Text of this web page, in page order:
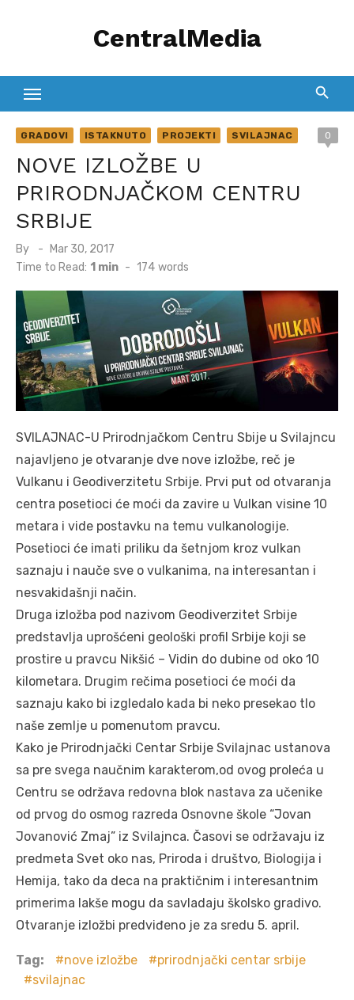
CentralMedia
GRADOVI ISTAKNUTO PROJEKTI SVILAJNAC 0
NOVE IZLOŽBE U
PRIRODNJAČKOM CENTRU
SRBIJE
By
Posted
on
Mar 30, 2017
Time to Read: 1 min - 174 words
SVILAJNAC-U Prirodnjačkom Centru Sbije u Svilajncu
najavljeno je otvaranje dve nove izložbe, reč je
Vulkanu i Geodiverzitetu Srbije. Prvi put od otvaranja
centra posetioci će moći da zavire u Vulkan visine 10
metara i vide postavku na temu vulkanologije.
Posetioci će imati priliku da šetnjom kroz vulkan
saznaju i nauče sve o vulkanima, na interesantan i
nesvakidašnji način.
Druga izložba pod nazivom Geodiverzitet Srbije
predstavlja uprošćeni geološki profil Srbije koji se
prostire u pravcu Nikšić – Vidin do dubine od oko 10
kilometara. Drugim rečima posetioci će moći da
saznaju kako bi izgledalo kada bi neko presekao tlo
naše zemlje u pomenutom pravcu.
Kako je Prirodnjački Centar Srbije Svilajnac ustanova
sa pre svega naučnim karakterom,od ovog proleća u
Centru se održava redovna blok nastava za učenike
od prvog do osmog razreda Osnovne škole “Jovan
Jovanović Zmaj” iz Svilajnca. Časovi se održavaju iz
predmeta Svet oko nas, Priroda i društvo, Biologija i
Hemija, tako da deca na praktičnim i interesantnim
primerima lakše mogu da savladaju školsko gradivo.
Otvaranje izložbi predviđeno je za sredu 5. april.
Tag: nove izložbe
prirodnjački centar srbije
svilajnac